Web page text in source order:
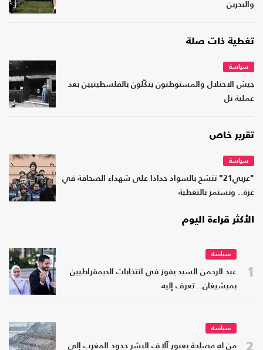
والبحرين
تغطية ذات صلة
سياسة
جيش الاحتلال والمستوطنون ينكّلون بالفلسطينيين بعد
عملية تل
تقرير خاص
سياسة
"عربي21" تتشح بالسواد حدادا على شهداء الصحافة في
غزة.. وتستمر بالتغطية
الأكثر قراءة اليوم
1
سياسة
عبد الرحمن السيد يفوز في انتخابات الديمقراطيين
بميشيغان.. تعرف إليه
2
سياسة
من له مصلحة بعبور آلاف البشر حدود المغرب إلى